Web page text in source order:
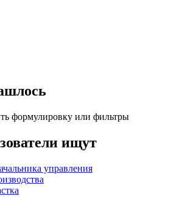
формулировку или фильтры
ищут
управления